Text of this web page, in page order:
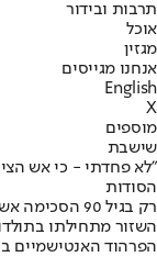
תרבות ובידור
אוכל
מגזין
אנחנו מגייסים
English
X
מוספים
שישבת
"לא פחדתי - כי אש
הסודות
רק בגיל 90
השזור מתחילתו